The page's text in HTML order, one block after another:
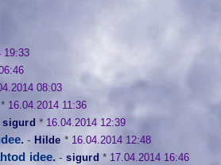
19:33
08:03
* 16.04.2014 11:36
sigurd * 16.04.2014 12:39
- Hilde * 16.04.2014 12:48
idee. -sigurd * 17.04.2014 16:46